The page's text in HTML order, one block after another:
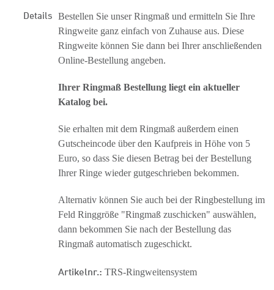
Details Bestellen Sie unser Ringmaß und ermitteln Sie Ihre
Ringweite ganz einfach von Zuhause aus. Diese
Ringweite können Sie dann bei Ihrer anschließenden
Online-Bestellung angeben.
Ihrer Ringmaß Bestellung liegt ein aktueller
Katalog bei.
Sie erhalten mit dem Ringmaß außerdem einen
Gutscheincode über den Kaufpreis in Höhe von 5
Euro, so dass Sie diesen Betrag bei der Bestellung
Ihrer Ringe wieder gutgeschrieben bekommen.
Alternativ können Sie auch bei der Ringbestellung im
Feld Ringgröße "Ringmaß zuschicken" auswählen,
dann bekommen Sie nach der Bestellung das
Ringmaß automatisch zugeschickt.
Artikelnr.: TRS-Ringweitensystem